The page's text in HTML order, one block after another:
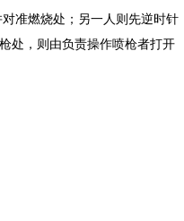
准燃烧处；另一人则先逆时针
处，则由负责操作喷枪者打开